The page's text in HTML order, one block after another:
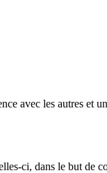
avec les autres et
ci, dans le but de